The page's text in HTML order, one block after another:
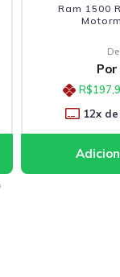
Ram 1500
De
Por
12x de